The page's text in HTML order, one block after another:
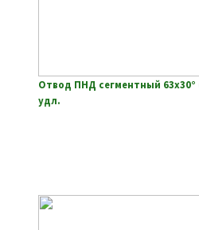
Отвод ПНД сегментный 63х30°
удл.